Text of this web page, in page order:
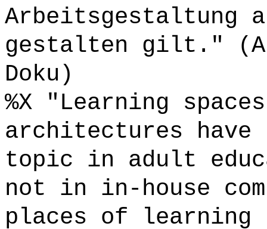
Arbeitsgestaltung
gestalten gilt."
Doku)
%X "Learning
architectures have
topic in adult
not in in-house
places of learning